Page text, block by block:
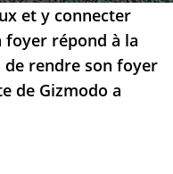
et y connecter
foyer répond à la
rendre son foyer
de Gizmodo a